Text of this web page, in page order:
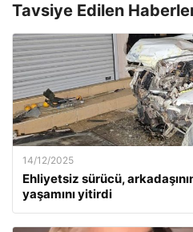
Tavsiye Edilen
14/12/2025
Ehliyetsiz sürücü,
yaşamını yitirdi